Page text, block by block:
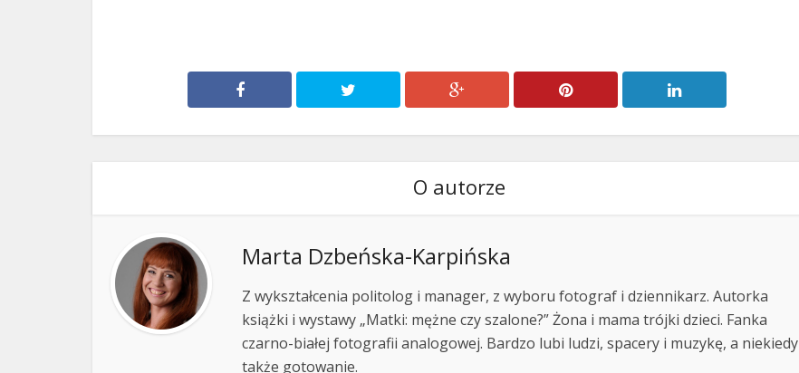
O autorze
Marta Dzbeńska-Karpińska
Z wykształcenia politolog i manager, z wyboru fotograf i dziennikarz. Autorka
książki i wystawy „Matki: mężne czy szalone?” Żona i mama trójki dzieci. Fanka
czarno-białej fotografii analogowej. Bardzo lubi ludzi, spacery i muzykę, a niekiedy
także gotowanie.